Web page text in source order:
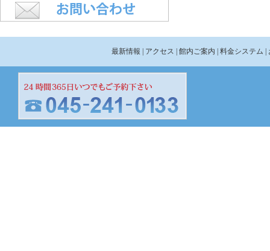
最新情報 | アクセス | 館内ご案内 | 料金システム